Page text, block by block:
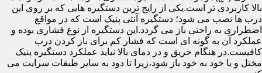
بالا کاربردی تر است.یکی از رایج ترین دستگیره هایی که بر روی این
درب ها نصب می شود؛ دستگیره آنتی پنیک است که در مواقع
اضطراری به راحتی باز می گردد.این دستگیره از نوع فشاری بوده و
عملکرد آن به گونه ای است که فشار کم برای باز کردن درب
کافیست.در هنگام حریق و در دمای بالا نباید عملکرد دستگیره پنیک
مختل و یا خود به خود باز شود،زیرا تا دود به سایر طبقات سرایت می